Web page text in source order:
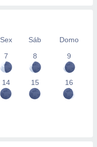
Sex Sáb
Domo
7 8 9
14 15 16